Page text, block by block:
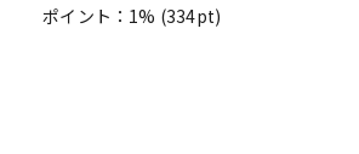
ポイント：1% (334pt)